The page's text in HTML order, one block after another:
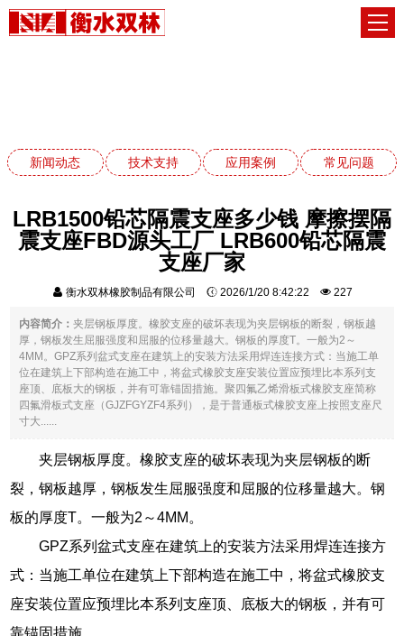
新闻动态 技术支持 应用案例 常见问题
LRB1500铅芯隔震支座多少钱 摩擦摆隔
震支座FBD源头工厂 LRB600铅芯隔震
支座厂家
衡水双林橡胶制品有限公司 2026/1/20 8:42:22 227
内容简介：夹层钢板厚度。橡胶支座的破坏表现为夹层钢板的断裂，钢板越
厚，钢板发生屈服强度和屈服的位移量越大。钢板的厚度T。一般为2～
4MM。GPZ系列盆式支座在建筑上的安装方法采用焊连连接方式：当施工单
位在建筑上下部构造在施工中，将盆式橡胶支座安装位置应预埋比本系列支
座顶、底板大的钢板，并有可靠锚固措施。聚四氟乙烯滑板式橡胶支座简称
四氟滑板式支座（GJZFGYZF4系列），是于普通板式橡胶支座上按照支座尺
寸大......
夹层钢板厚度。橡胶支座的破坏表现为夹层钢板的断
裂，钢板越厚，钢板发生屈服强度和屈服的位移量越大。钢
板的厚度T。一般为2～4MM。
GPZ系列盆式支座在建筑上的安装方法采用焊连连接方
式：当施工单位在建筑上下部构造在施工中，将盆式橡胶支
座安装位置应预埋比本系列支座顶、底板大的钢板，并有可
靠锚固措施。